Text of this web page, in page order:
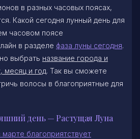
в разных часовых поясах,
Какой сегодня лунный день для
часовом поясе
в разделе фаза луны сегодня.
выбрать название города и
месяц и год. Так вы сможете
волосы в благоприятные для
день — Растущая Луна
марте благоприятствует